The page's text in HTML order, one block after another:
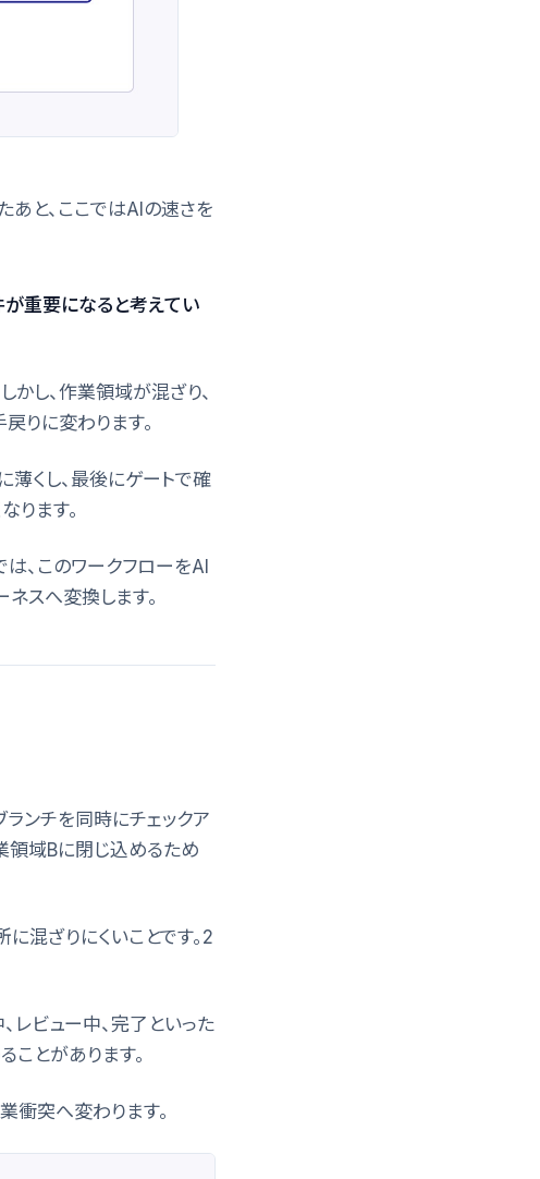
あと、ここではAIの速さを
が重要になると考えてい
かし、作業領域が混ざり、
りに変わります。
薄くし、最後にゲートで確
ります。
、このワークフローをAI
スへ変換します。
ンチを同時にチェックア
領域Bに閉じ込めるため
混ざりにくいことです。2
レビュー中、完了といった
ことがあります。
衝突へ変わります。